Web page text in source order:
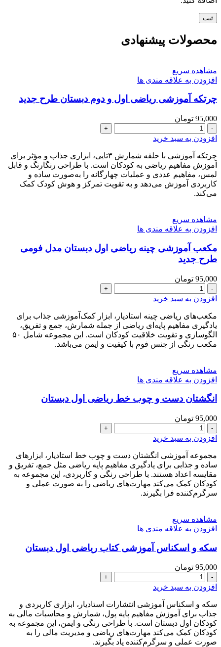
محصولات پیشنهادی
مشاهده سریع
افزودن به علاقه مندی ها
چرتکه آموزشی ریاضی اول و دوم دبستان طرح جدید
95,000 تومان
چرتکه
آموزشی
اول
و
دوم
دبستان
طرح
افزودن به سبد خرید
چرتکه آموزشی با حلقه شمارش ۳تایی، ابزاری جذاب و مؤثر برای
آموزش مفاهیم ریاضی به کودکان است. با طراحی رنگارنگ و قابل
لمس، مفاهیم عددی و عملیات چهارگانه را به‌صورت ساده و
کاربردی آموزش می‌دهد و به تقویت تمرکز و هوش کودک کمک
می‌کند.
مشاهده سریع
افزودن به علاقه مندی ها
مکعب آموزشی چینه ریاضی اول دبستان مدل فومی
طرح جدید
95,000 تومان
مکعب
آموزشی
ریاضی
اول
دبستان
مدل
جدید
عدد
افزودن به سبد خرید
مکعب‌های ریاضی چینه استادیار، ابزار کمک‌آموزشی جذاب برای
یادگیری مفاهیم پایه‌ای ریاضی از جمله شمارش، جمع و تفریق،
الگو‌سازی و تقویت خلاقیت کودکان است. این مجموعه شامل ۵۰
مکعب رنگی از جنس فوم با کیفیت و ایمن می‌باشد.
مشاهده سریع
افزودن به علاقه مندی ها
انگشتان دست و چوب خط ریاضی اول دبستان
95,000 تومان
انگشتان
دست
چوب
خط
ریاضی
اول
دبستان
افزودن به سبد خرید
مجموعه آموزشی انگشتان دست و چوب خط استادیار، ابزارهای
ساده و جذابی برای یادگیری مفاهیم پایه ریاضی مثل جمع، تفریق و
مقایسه اعداد هستند. با طراحی رنگی و کاربردی، این مجموعه به
کودکان کمک می‌کند مهارت‌های ریاضی را به صورت عملی و
سرگرم‌کننده فرا بگیرند.
مشاهده سریع
افزودن به علاقه مندی ها
سکه و اسکناس آموزشی کتاب ریاضی اول دبستان
95,000 تومان
سکه
و
آموزشی
کتاب
ریاضی
اول
دبستان
افزودن به سبد خرید
سکه و اسکناس آموزشی انتشارات استادیار، ابزاری کاربردی و
جذاب برای آموزش مفاهیم پایه پول، شمارش و محاسبات مالی به
کودکان اول دبستان است. با طراحی رنگی و ایمن، این مجموعه به
کودکان کمک می‌کند مهارت‌های ریاضی و مدیریت مالی را به
صورت عملی و سرگرم‌کننده یاد بگیرند.